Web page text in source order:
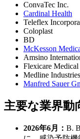
ConvaTec Inc.
Cardinal Health
Teleflex
Coloplast
BD
McKesson
Amsino
Flexicare
Medline
Manfred Sauer
主要な業界動
2026年6月： B.